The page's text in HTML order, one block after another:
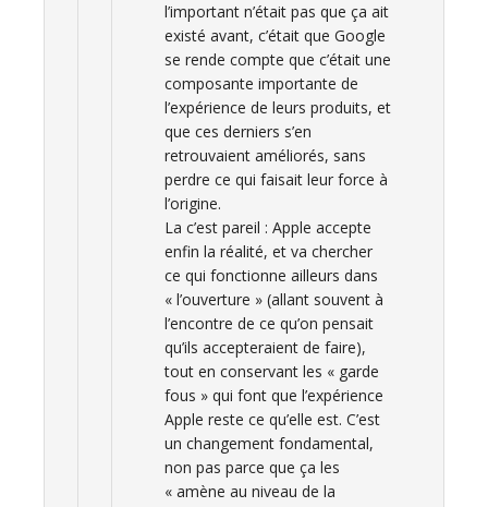
l’important n’était pas que ça ait
existé avant, c’était que Google
se rende compte que c’était une
composante importante de
l’expérience de leurs produits, et
que ces derniers s’en
retrouvaient améliorés, sans
perdre ce qui faisait leur force à
l’origine.
La c’est pareil : Apple accepte
enfin la réalité, et va chercher
ce qui fonctionne ailleurs dans
« l’ouverture » (allant souvent à
l’encontre de ce qu’on pensait
qu’ils accepteraient de faire),
tout en conservant les « garde
fous » qui font que l’expérience
Apple reste ce qu’elle est. C’est
un changement fondamental,
non pas parce que ça les
« amène au niveau de la